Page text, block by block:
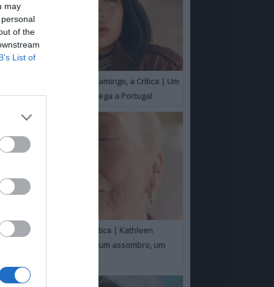
may
of the
List of
O Misterioso Olhar do Flamingo, a Crítica | Um
Campeão de Cannes chega a Portugal
Um Toque Familiar, a Crítica | Kathleen
Chalfant é um espanto, um assombro, um